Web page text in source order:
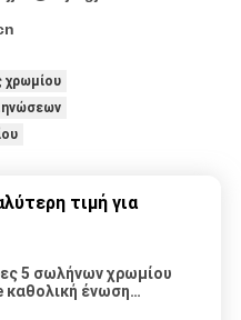
χρωμίου
τιμή για
5 σωλήνων χρωμίου
καθολική ένωση